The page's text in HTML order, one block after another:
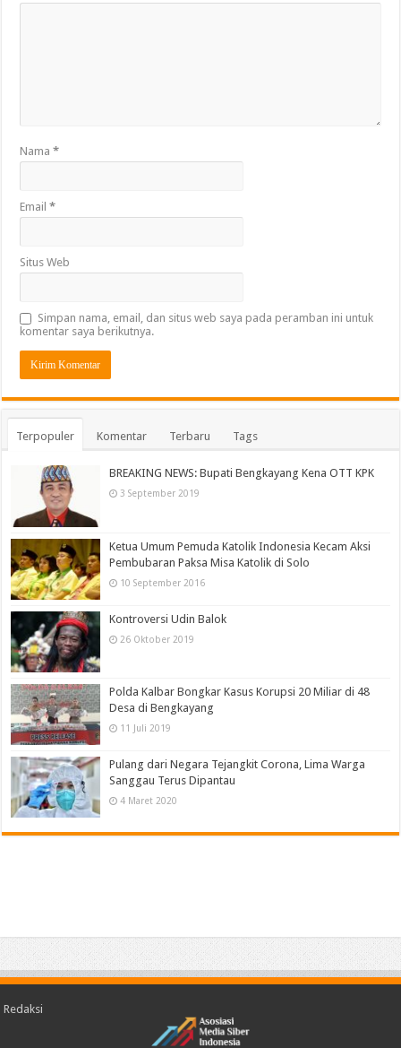
Nama*
Email*
Situs Web
Simpan nama, email, dan situs web saya pada peramban ini untuk
komentar saya berikutnya.
Terpopuler Komentar Terbaru Tags
BREAKING NEWS: Bupati Bengkayang Kena OTT KPK
3 September 2019
Ketua Umum Pemuda Katolik Indonesia Kecam Aksi
Pembubaran Paksa Misa Katolik di Solo
10 September 2016
Kontroversi Udin Balok
26 Oktober 2019
Polda Kalbar Bongkar Kasus Korupsi 20 Miliar di 48
Desa di Bengkayang
11 Juli 2019
Pulang dari Negara Tejangkit Corona, Lima Warga
Sanggau Terus Dipantau
4 Maret 2020
Redaksi